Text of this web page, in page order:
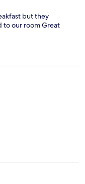
but they
to our room Great